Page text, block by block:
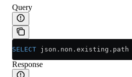
Query
SELECT json . non . existing . path
Response